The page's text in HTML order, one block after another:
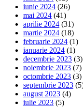
iunie 2024 (26)
mai 2024 (41)
aprilie 2024 (31)
martie 2024 (18)
februarie 2024 (1)
ianuarie 2024 (1)
decembrie 2023 (3)
noiembrie 2023 (7)
octombrie 2023 (3)
septembrie 2023
august 2023 (4)
iulie 2023 (5)